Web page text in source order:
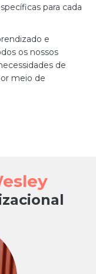
para cada
e
os nossos
de
meio de